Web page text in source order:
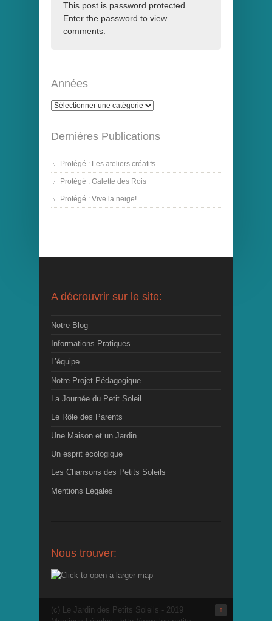
This post is password protected.
Enter the password to view
comments.
Années
Dernières Publications
Protégé : Les ateliers créatifs
Protégé : Galette des Rois
Protégé : Vive la neige!
A décrouvrir sur le site:
Notre Blog
Informations Pratiques
L’équipe
Notre Projet Pédagogique
La Journée du Petit Soleil
Le Rôle des Parents
Une Maison et un Jardin
Un esprit écologique
Les Chansons des Petits Soleils
Mentions Légales
Nous trouver:
↑
(c) Le Jardin des Petits Soleils - 2019